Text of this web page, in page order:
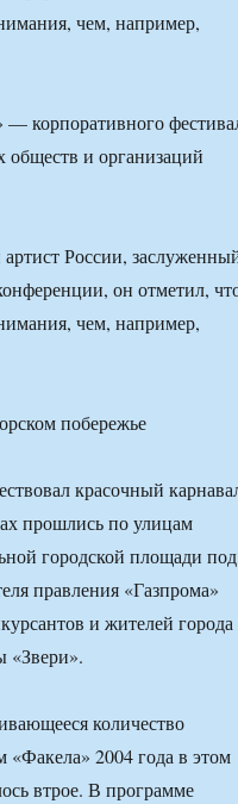
чем, например,
корпоративного
обществ и организаций
России,
он отметил,
чем, например,
красочный
прошлись по улицам
городской площади под
правления «Газпрома»
и жителей города
«Звери».
количество
2004 года в этом
втрое. В программе